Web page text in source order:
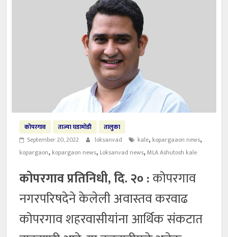
कोपरगाव ताज्या घडामोडी
तालुका
September 20, 2022
loksanvad kale, kopargaaon news,
kopargaon, kopargaon news, Loksanvad news,MLA Ashutosh kale
कोपरगाव प्रतिनिधी, दि. २० :कोपरगाव
नगरपरिषदेने केलेली अवास्तव करवाढ
कोपरगाव शहरवासीयांना आर्थिक संकटात